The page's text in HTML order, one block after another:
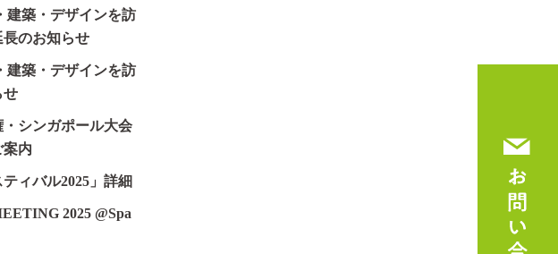
建築・デザインを訪
のお知らせ
建築・デザインを訪
せ
シンガポール大会
内
ィバル2025」詳細
2025 @Spa